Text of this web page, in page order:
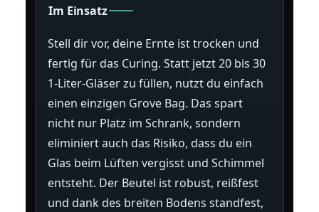
Im Einsatz
Stell dir vor, deine Ernte ist trocken und
fertig für das Curing. Statt jetzt 20 bis 30
1-Liter-Gläser zu füllen, nutzt du einfach
einen einzigen Grove Bag. Das spart
nicht nur Platz im Schrank, sondern
eliminiert auch das Risiko, dass du ein
Glas beim Lüften vergisst und Schimmel
entsteht. Der Beutel ist robust, reißfest
und dank des breiten Bodens standfest,